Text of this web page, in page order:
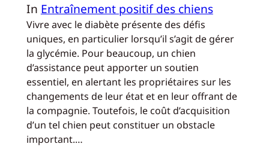
In Entraînement positif des chiens
Vivre avec le diabète présente des défis
uniques, en particulier lorsqu’il s’agit de gérer
la glycémie. Pour beaucoup, un chien
d’assistance peut apporter un soutien
essentiel, en alertant les propriétaires sur les
changements de leur état et en leur offrant de
la compagnie. Toutefois, le coût d’acquisition
d’un tel chien peut constituer un obstacle
important.…